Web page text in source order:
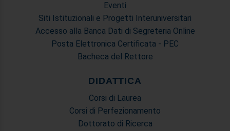
Eventi
Siti Istituzionali e Progetti Interuniversitari
Accesso alla Banca Dati di Segreteria Online
Posta Elettronica Certificata - PEC
Bacheca del Rettore
DIDATTICA
Corsi di Laurea
Corsi di Perfezionamento
Dottorato di Ricerca